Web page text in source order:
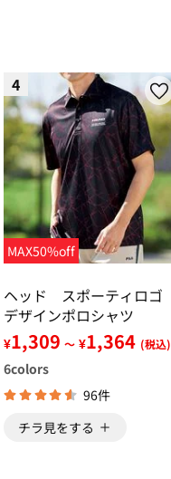
4
MAX50%off
ヘッド スポーティロゴ
デザインポロシャツ
¥1,309 ～ ¥1,364 (税込)
6colors
96件
チラ見をする